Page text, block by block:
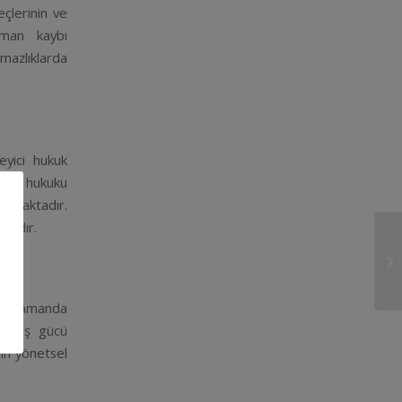
ve
kaybı
hukuk
iş hukuku
zamanda
iş gücü
yönetsel